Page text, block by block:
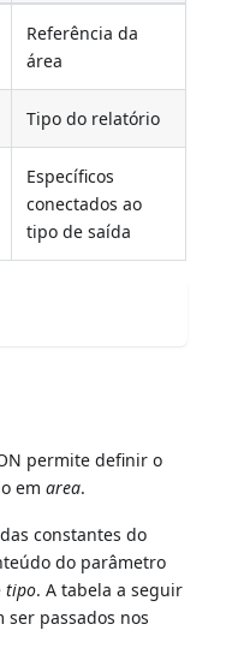
Referência da
área
Tipo do relatório
Específicos
conectados ao
tipo de saída
permite definir o
emarea.
constantes do
do parâmetro
tipo. A tabela a seguir
ser passados nos